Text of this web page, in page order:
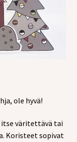
ole hyvä!
väritettävä tai
Koristeet sopivat